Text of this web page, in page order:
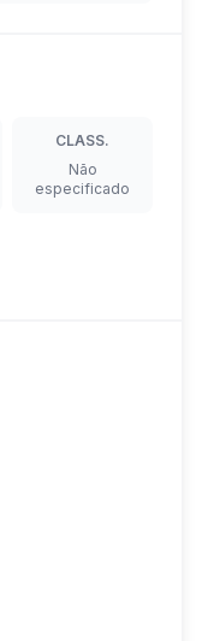
CLASS.
Não
especificado